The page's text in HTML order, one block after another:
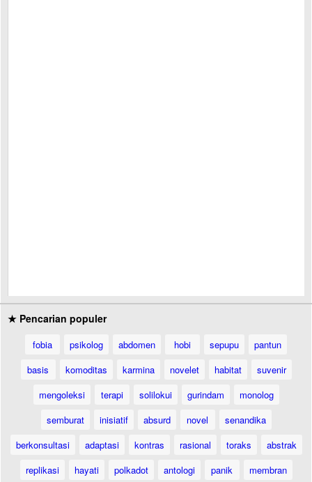
★ Pencarian populer
fobia psikolog abdomen hobi sepupu
pantun
basis
komoditas karmina novelet habitat
suvenir
mengoleksi
terapi solilokui gurindam
monolog
semburat
inisiatif absurd novel
senandika
berkonsultasi
adaptasi kontras rasional toraks
abstrak
replikasi
hayati polkadot antologi panik
membran